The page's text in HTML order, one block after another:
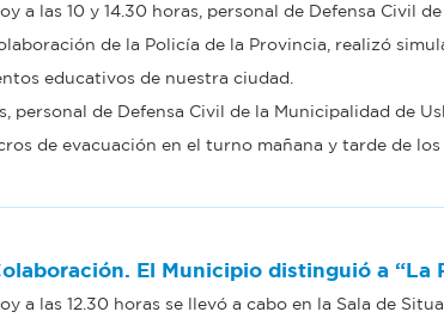
a las 10 y 14.30 horas, personal de Defensa Civil
de la Policía de la Provincia, realizó
educativos de nuestra ciudad.
personal de Defensa Civil de la Municipalidad de
de evacuación en el turno mañana y tarde de
El Municipio distinguió a “La
a las 12.30 horas se llevó a cabo en la Sala de